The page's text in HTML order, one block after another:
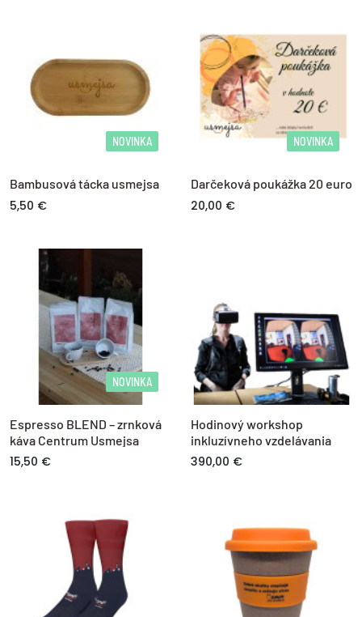
Nie ste členom? Zaregistrujte sa.
NOVINKA
Bambusová tácka usmejsa
5,50 €
NOVINKA
Darčeková poukážka 20 euro
20,00 €
NOVINKA
Espresso BLEND – zrnková
káva Centrum Usmejsa
15,50 €
Hodinový workshop
inkluzívneho vzdelávania
390,00 €